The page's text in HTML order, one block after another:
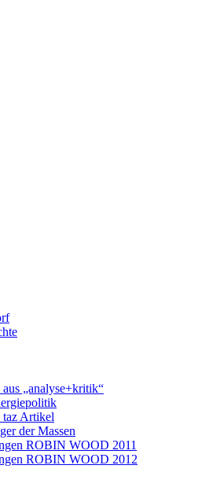
„analyse+kritik“
Artikel
der Massen
ROBIN WOOD 2011
ROBIN WOOD 2012